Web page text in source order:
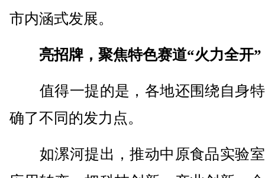
市内涵式发展。
亮招牌，聚焦特色赛道“火力全开”
值得一提的是，各地还围绕自身
确了不同的发力点。
如漯河提出，推动中原食品实验